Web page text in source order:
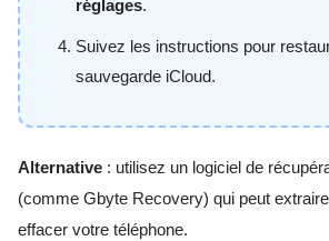
réglages.
Suivez les instructions pour
sauvegarde iCloud.
Alternative : utilisez un logiciel de
(comme Gbyte Recovery) qui peut
effacer votre téléphone.